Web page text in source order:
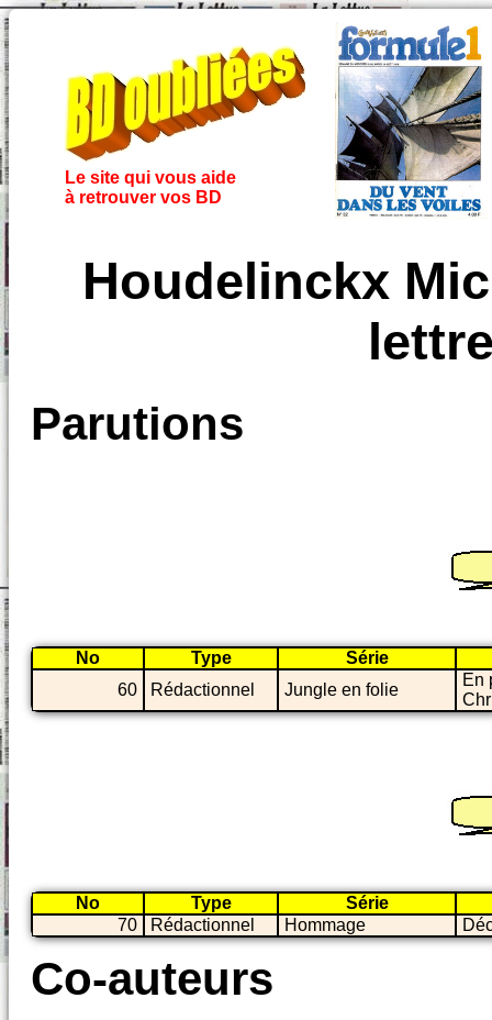
Le site qui vous aide
à retrouver vos BD
Houdelinckx
Parutions
No Type
Série
60
Rédactionnel Jungle en folie
En
No Type
Série
70
Rédactionnel Hommage
Co-auteurs